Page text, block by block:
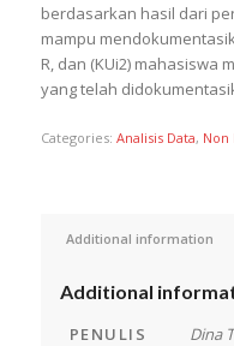
berdasarkan hasil dari
mampu
R, dan (KUi2) mahasiswa
yang telah
Categories: Analisis Data, Non
Additional information
Additional
PENULIS
Dina